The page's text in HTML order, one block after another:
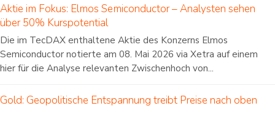
Aktie im Fokus: Elmos Semiconductor – Analysten sehen
über 50% Kurspotential
Die im TecDAX enthaltene Aktie des Konzerns Elmos
Semiconductor notierte am 08. Mai 2026 via Xetra auf einem
hier für die Analyse relevanten Zwischenhoch von...
Gold: Geopolitische Entspannung treibt Preise nach oben